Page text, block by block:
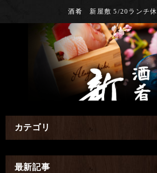
酒肴 新屋敷 5/20ランチ休
カテゴリ
最新記事